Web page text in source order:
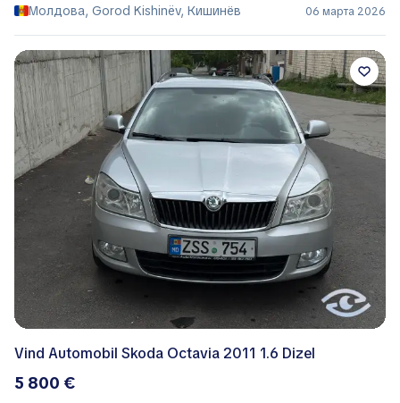
Молдова, Gorod Kishinëv, Кишинёв
06 марта 2026
Vind Automobil Skoda Octavia 2011 1.6 Dizel
5 800 €